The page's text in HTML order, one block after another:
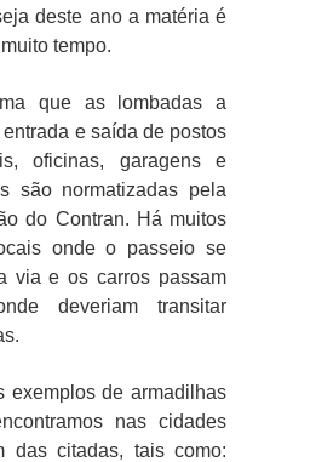
deste ano a matéria é
tempo.
que as lombadas a
e saída de postos
oficinas, garagens e
são normatizadas pela
do Contran. Há muitos
onde o passeio se
via e os carros passam
deveriam transitar
exemplos de armadilhas
nas cidades
das citadas, tais como: